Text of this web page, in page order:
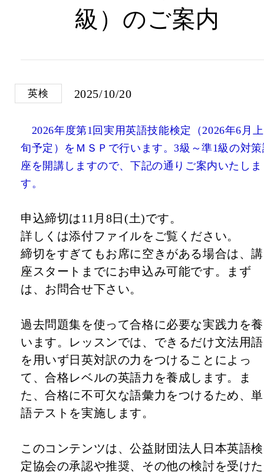
級）のご案内
英検 2025/10/20
2026年度第1回実用英語技能検定（2026年6月上
旬予定）をＭＳＰで行います。3級～準1級の対
座を開講しますので、下記の通りご案内いたしま
す。
申込締切は11月8日(土)です。
詳しくは添付ファイルをご覧ください。
締切をすぎてもお席に空きがある場合は、講
座スタートまでにお申込み可能です。まず
は、お問合せ下さい。
過去問題集を使って合格に必要な実践力を養
います。レッスンでは、できるだけ文法用語
を用いず日英対訳の力をつけることによっ
て、合格レベルの英語力を養成します。ま
た、合格に不可欠な語彙力をつけるため、単
語テストを実施します。
このコンテンツは、公益財団法人日本英語検
定協会の承認や推奨、その他の検討を受けた